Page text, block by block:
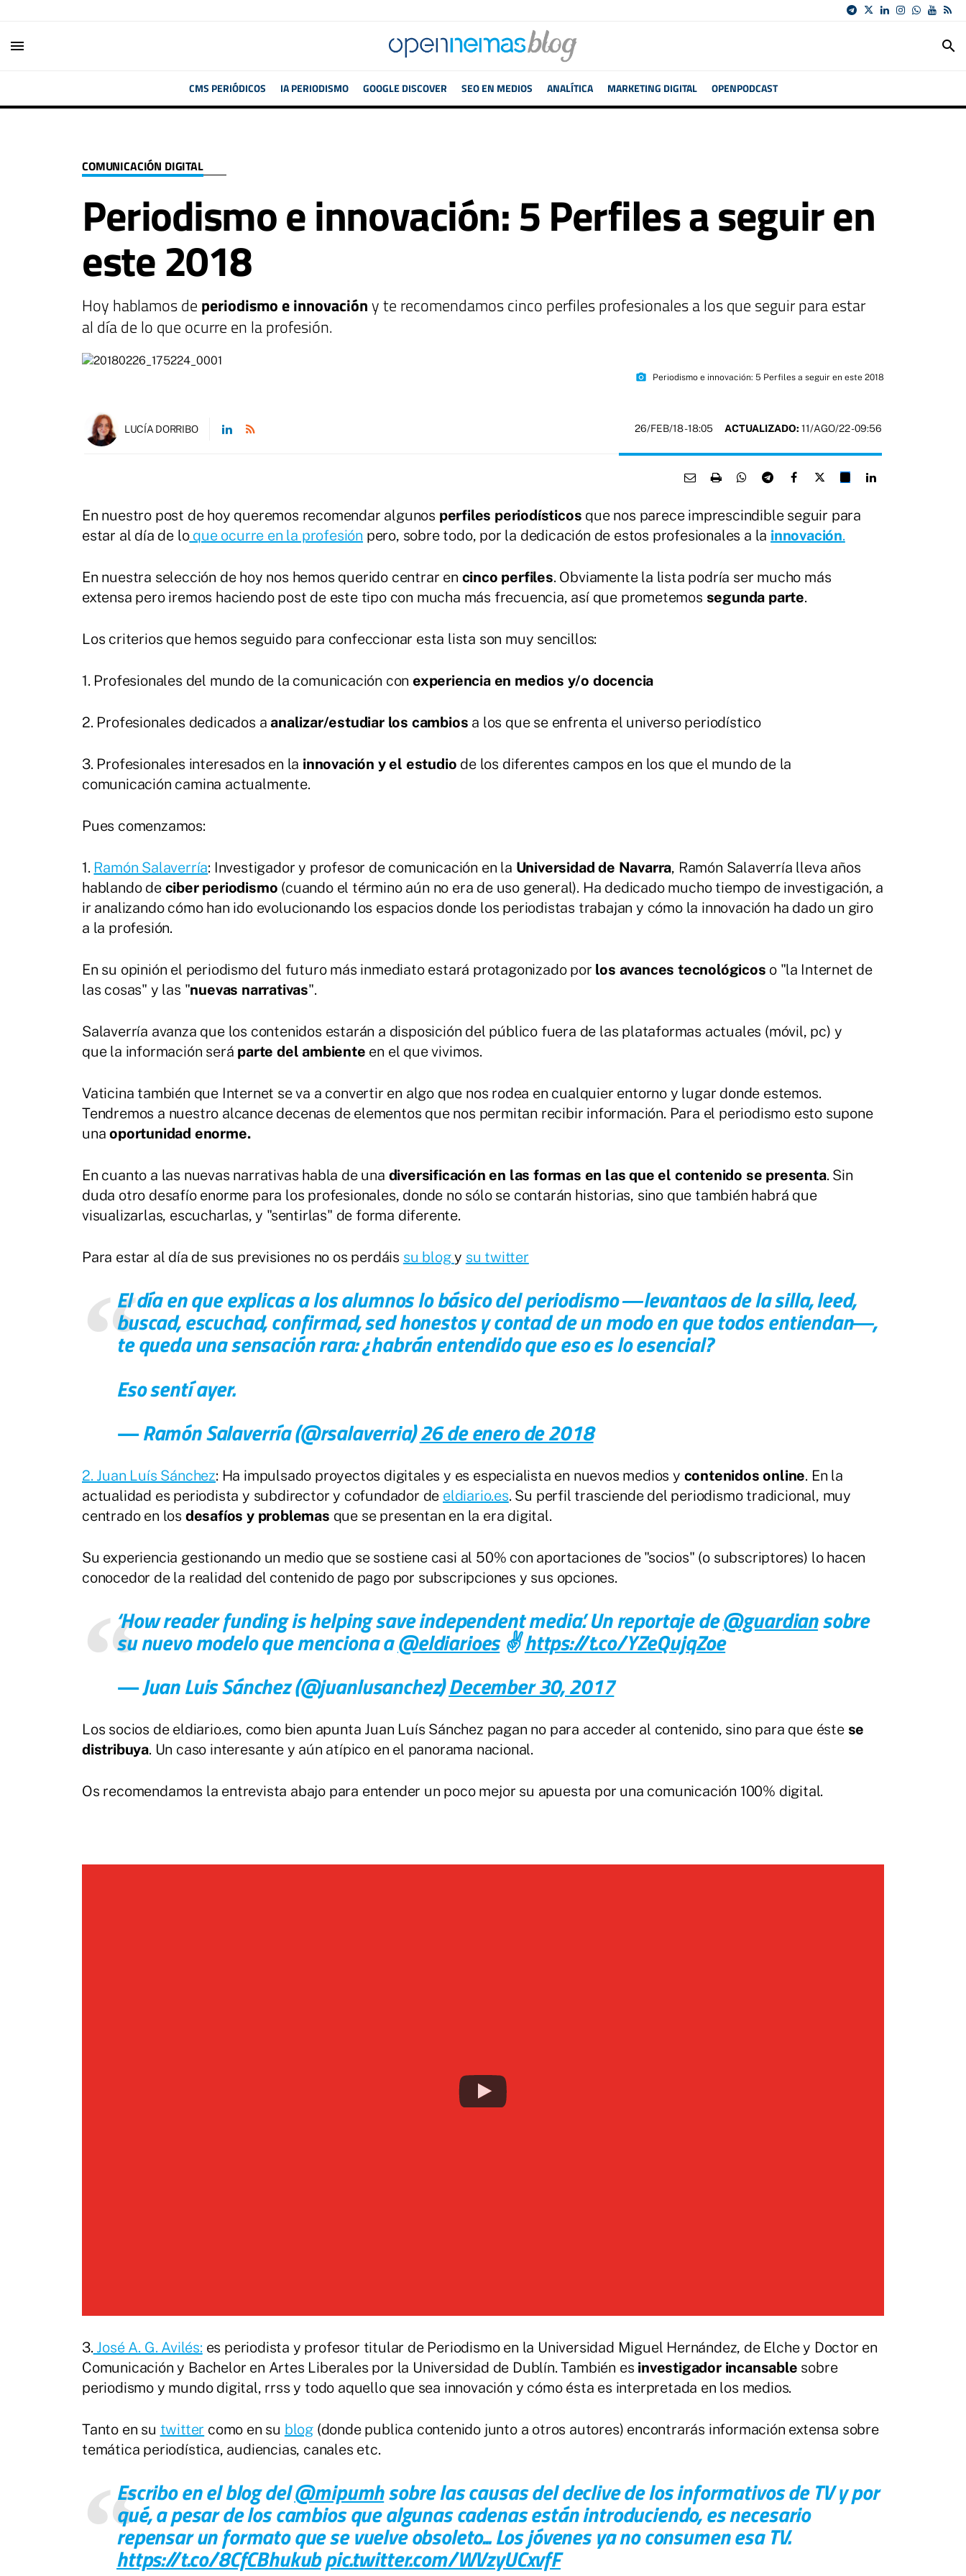
menu search
CMS PERIÓDICOS IA PERIODISMO GOOGLE DISCOVER SEO EN MEDIOS ANALÍTICA MARKETING DIGITAL OPENPODCAST
COMUNICACIÓN DIGITAL
Periodismo e innovación: 5 Perfiles a seguir en
este 2018
Hoy hablamos de periodismo e innovacióny te recomendamos cinco perfiles profesionales a los que seguir para estar
al día de lo que ocurre en la profesión.
photo_camera Periodismo e innovación: 5 Perfiles a seguir en este 2018
LUCÍA DORRIBO 26/FEB/18- 18:05 ACTUALIZADO: 11/AGO/22 - 09:56
En nuestro post de hoy queremos recomendar algunos perfiles periodísticos que nos parece imprescindible seguir para
estar al día de loque ocurre en la profesión pero, sobre todo, por la dedicación de estos profesionales a la innovación.
En nuestra selección de hoy nos hemos querido centrar en cinco perfiles. Obviamente la lista podría ser mucho más
extensa pero iremos haciendo post de este tipo con mucha más frecuencia, así que prometemos segunda parte.
Los criterios que hemos seguido para confeccionar esta lista son muy sencillos:
1. Profesionales del mundo de la comunicación con experiencia en medios y/o docencia
2. Profesionales dedicados aanalizar/estudiar los cambios a los que se enfrenta el universo periodístico
3. Profesionales interesados en la innovación y el estudio de los diferentes campos en los que el mundo de la
comunicación camina actualmente.
Pues comenzamos:
1. Ramón Salaverría: Investigador y profesor de comunicación en la Universidad de Navarra, Ramón Salaverría lleva años
hablando de ciber periodismo (cuando el término aún no era de uso general). Ha dedicado mucho tiempo de investigación, a
ir analizando cómo han ido evolucionando los espacios donde los periodistas trabajan y cómo la innovación ha dado un giro
a la profesión.
En su opinión el periodismo del futuro más inmediato estará protagonizado por los avances tecnológicos o "la Internet de
las cosas" y las "nuevas narrativas".
Salaverría avanza que los contenidos estarán a disposición del público fuera de las plataformas actuales (móvil, pc) y
que la información será parte del ambiente en el que vivimos.
Vaticina también que Internet se va a convertir en algo que nos rodea en cualquier entorno y lugar donde estemos.
Tendremos a nuestro alcance decenas de elementos que nos permitan recibir información. Para el periodismo esto supone
unaoportunidad enorme.
En cuanto a las nuevas narrativas habla de una diversificación en las formas en las que el contenido se presenta. Sin
duda otro desafío enorme para los profesionales, donde no sólo se contarán historias, sino que también habrá que
visualizarlas, escucharlas, y "sentirlas" de forma diferente.
Para estar al día de sus previsiones no os perdáis su blogy su twitter
El día en que explicas a los alumnos lo básico del periodismo ―levantaos de la silla, leed,
buscad, escuchad, confirmad, sed honestos y contad de un modo en que todos entiendan―,
te queda una sensación rara: ¿habrán entendido que eso es lo esencial?
Eso sentí ayer.
— Ramón Salaverría (@rsalaverria)26 de enero de 2018
2. Juan Luís Sánchez: Ha impulsado proyectos digitales y es especialista en nuevos medios y contenidos online. En la
actualidad es periodista y subdirector y cofundador de eldiario.es. Su perfil trasciende del periodismo tradicional, muy
centrado en los desafíos y problemas que se presentan en la era digital.
Su experiencia gestionando un medio que se sostiene casi al 50% con aportaciones de "socios" (o subscriptores) lo hacen
conocedor de la realidad del contenido de pago por subscripciones y sus opciones.
‘How reader funding is helping save independent media’. Un reportaje de@guardiansobre
su nuevo modelo que menciona a@eldiarioes✌️https://t.co/YZeQujqZoe
— Juan Luis Sánchez (@juanlusanchez)December 30, 2017
Los socios de eldiario.es, como bien apunta Juan Luís Sánchez pagan no para acceder al contenido, sino para que éste se
distribuya. Un caso interesante y aún atípico en el panorama nacional.
Os recomendamos la entrevista abajo para entender un poco mejor su apuesta por una comunicación 100% digital.
3. José A. G. Avilés: es periodista y profesor titular de Periodismo en la Universidad Miguel Hernández, de Elche y Doctor en
Comunicación y Bachelor en Artes Liberales por la Universidad de Dublín. También es investigador incansable sobre
periodismo y mundo digital, rrss y todo aquello que sea innovación y cómo ésta es interpretada en los medios.
Tanto en su twitter como en su blog (donde publica contenido junto a otros autores) encontrarás información extensa sobre
temática periodística, audiencias, canales etc.
Escribo en el blog del@mipumhsobre las causas del declive de los informativos de TV y por
qué, a pesar de los cambios que algunas cadenas están introduciendo, es necesario
repensar un formato que se vuelve obsoleto... Los jóvenes ya no consumen esa TV.
https://t.co/8CfCBhukubpic.twitter.com/WVzyUCxvfF